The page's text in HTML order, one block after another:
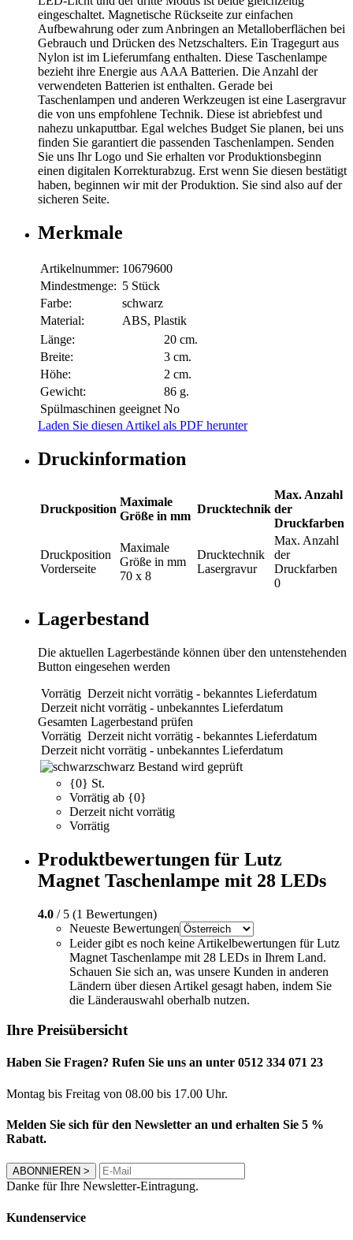
eingeschaltet. Magnetische Rückseite zur einfachen
Aufbewahrung oder zum Anbringen an Metalloberflächen bei
Gebrauch und Drücken des Netzschalters. Ein Tragegurt aus
Nylon ist im Lieferumfang enthalten. Diese Taschenlampe
bezieht ihre Energie aus AAA Batterien. Die Anzahl der
verwendeten Batterien ist enthalten. Gerade bei
Taschenlampen und anderen Werkzeugen ist eine Lasergravur
die von uns empfohlene Technik. Diese ist abriebfest und
nahezu unkaputtbar. Egal welches Budget Sie planen, bei uns
finden Sie garantiert die passenden Taschenlampen. Senden
Sie uns Ihr Logo und Sie erhalten vor Produktionsbeginn
einen digitalen Korrekturabzug. Erst wenn Sie diesen bestätigt
haben, beginnen wir mit der Produktion. Sie sind also auf der
sicheren Seite.
Merkmale
Artikelnummer: 10679600
Mindestmenge: 5 Stück
Farbe:
schwarz
Material:
ABS, Plastik
Länge:
20 cm.
Breite:
3 cm.
Höhe:
2 cm.
Gewicht:
86 g.
Spülmaschinen geeignet No
Laden Sie diesen Artikel als PDF herunter
Druckinformation
Druckposition
Maximale
Größe in mm
Drucktechnik
Max. Anzahl
der
Druckfarben
Druckposition
Vorderseite
Maximale
Größe in mm
70 x 8
Drucktechnik
Lasergravur
Max. Anzahl
der
Druckfarben
0
Lagerbestand
Die aktuellen Lagerbestände können über den untenstehenden
Button eingesehen werden
Vorrätig Derzeit nicht vorrätig - bekanntes Lieferdatum
Derzeit nicht vorrätig - unbekanntes Lieferdatum
Gesamten Lagerbestand prüfen
Vorrätig Derzeit nicht vorrätig - bekanntes Lieferdatum
Derzeit nicht vorrätig - unbekanntes Lieferdatum
schwarz Bestand wird geprüft
{0} St.
Vorrätig ab {0}
Derzeit nicht vorrätig
Vorrätig
Produktbewertungen für Lutz
Magnet Taschenlampe mit 28 LEDs
4.0 / 5 (1 Bewertungen)
Neueste Bewertungen
Leider gibt es noch keine Artikelbewertungen für Lutz
Magnet Taschenlampe mit 28 LEDs in Ihrem Land.
Schauen Sie sich an, was unsere Kunden in anderen
Ländern über diesen Artikel gesagt haben, indem Sie
die Länderauswahl oberhalb nutzen.
Ihre Preisübersicht
Haben Sie Fragen? Rufen Sie uns an unter 0512 334 071 23
Montag bis Freitag von 08.00 bis 17.00 Uhr.
Melden Sie sich für den Newsletter an und erhalten Sie 5 %
Rabatt.
ABONNIEREN >
Danke für Ihre Newsletter-Eintragung.
Kundenservice